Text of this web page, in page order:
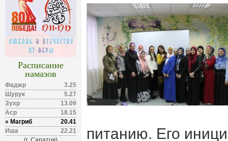
Расписание
намазов
Фаджр
3.25
Шурук
5.27
Зухр
13.09
Аср
18.15
» Магриб
20.41
Иша
22.21
питанию. Его